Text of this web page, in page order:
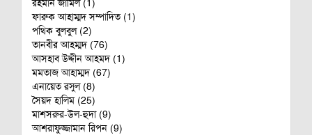
রহমান জামিল (1)
ফারুক আহাম্মদ সম্পাদিত (1)
পথিক বুলবুল (2)
তানবীর আহম্মদ (76)
আসহাব উদ্দীন আহমদ (1)
মমতাজ আহাম্মদ (67)
এনায়েত রসুল (8)
সৈয়দ হালিম (25)
মাশসরুর-উল-হুদা (9)
আশরাফুজ্জামান রিপন (9)